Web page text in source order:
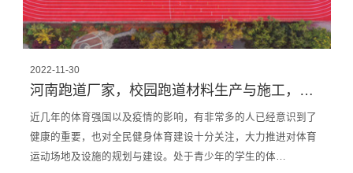
2022-11-30
河南跑道厂家，校园跑道材料生产与施工，建设校园跑道一直在路上
近几年的体育强国以及疫情的影响，有非常多的人已经意识到了
健康的重要，也对全民健身体育建设十分关注，大力推进对体育
运动场地及设施的规划与建设。处于青少年的学生的体…